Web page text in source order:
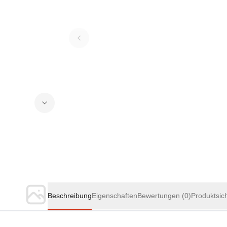
BeschreibungEigenschaftenBewertungen (0)